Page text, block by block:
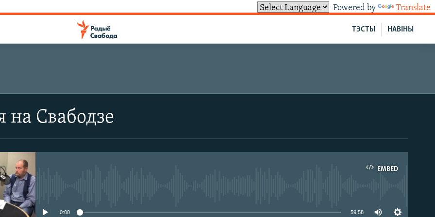
Powered by Translate
НАВІНЫ
ТЭСТЫ
на Свабодзе
EMBED
0:00 59:58